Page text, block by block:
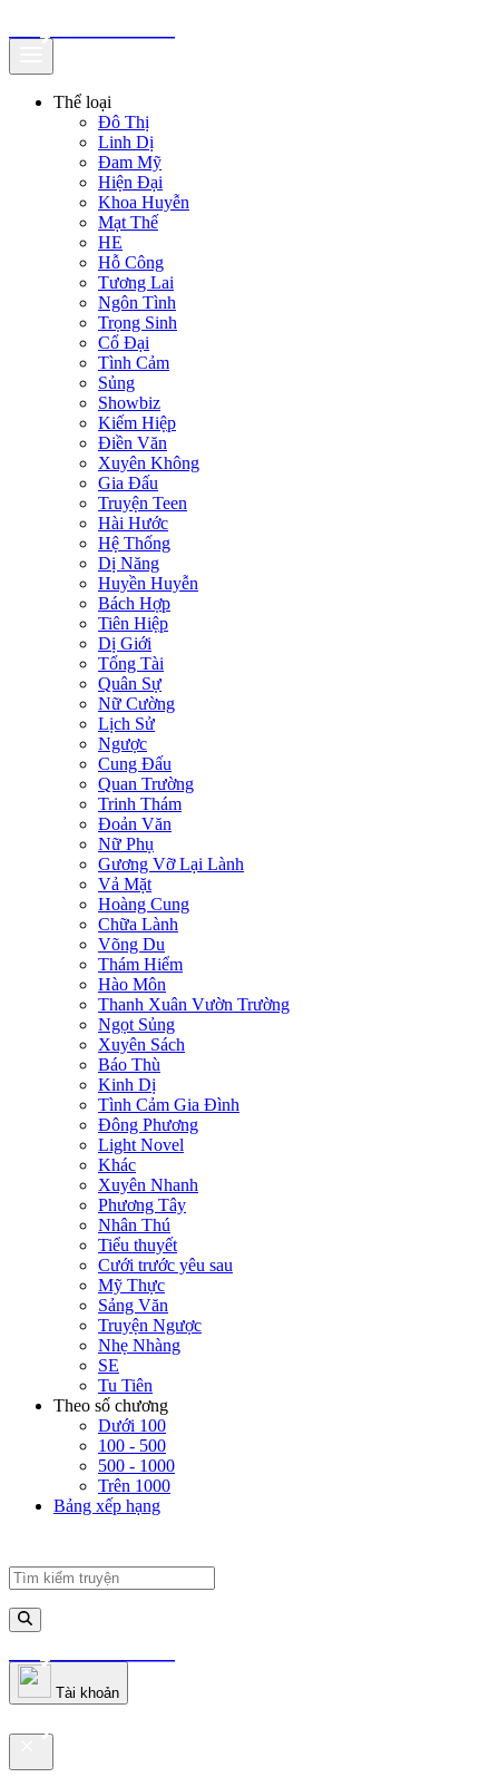
Thể loại
Đô Thị
Linh Dị
Đam Mỹ
Hiện Đại
Khoa Huyễn
Mạt Thế
HE
Hỗ Công
Tương Lai
Ngôn Tình
Trọng Sinh
Cổ Đại
Tình Cảm
Sủng
Showbiz
Kiếm Hiệp
Điền Văn
Xuyên Không
Gia Đấu
Truyện Teen
Hài Hước
Hệ Thống
Dị Năng
Huyền Huyễn
Bách Hợp
Tiên Hiệp
Dị Giới
Tổng Tài
Quân Sự
Nữ Cường
Lịch Sử
Ngược
Cung Đấu
Quan Trường
Trinh Thám
Đoản Văn
Nữ Phụ
Gương Vỡ Lại Lành
Vả Mặt
Hoàng Cung
Chữa Lành
Võng Du
Thám Hiểm
Hào Môn
Thanh Xuân Vườn Trường
Ngọt Sủng
Xuyên Sách
Báo Thù
Kinh Dị
Tình Cảm Gia Đình
Đông Phương
Light Novel
Khác
Xuyên Nhanh
Phương Tây
Nhân Thú
Tiểu thuyết
Cưới trước yêu sau
Mỹ Thực
Sảng Văn
Truyện Ngược
Nhẹ Nhàng
SE
Tu Tiên
Theo số chương
Dưới 100
100 - 500
500 - 1000
Trên 1000
Bảng xếp hạng
truyenfullz.com
Tài khoản
truyenfullz.com